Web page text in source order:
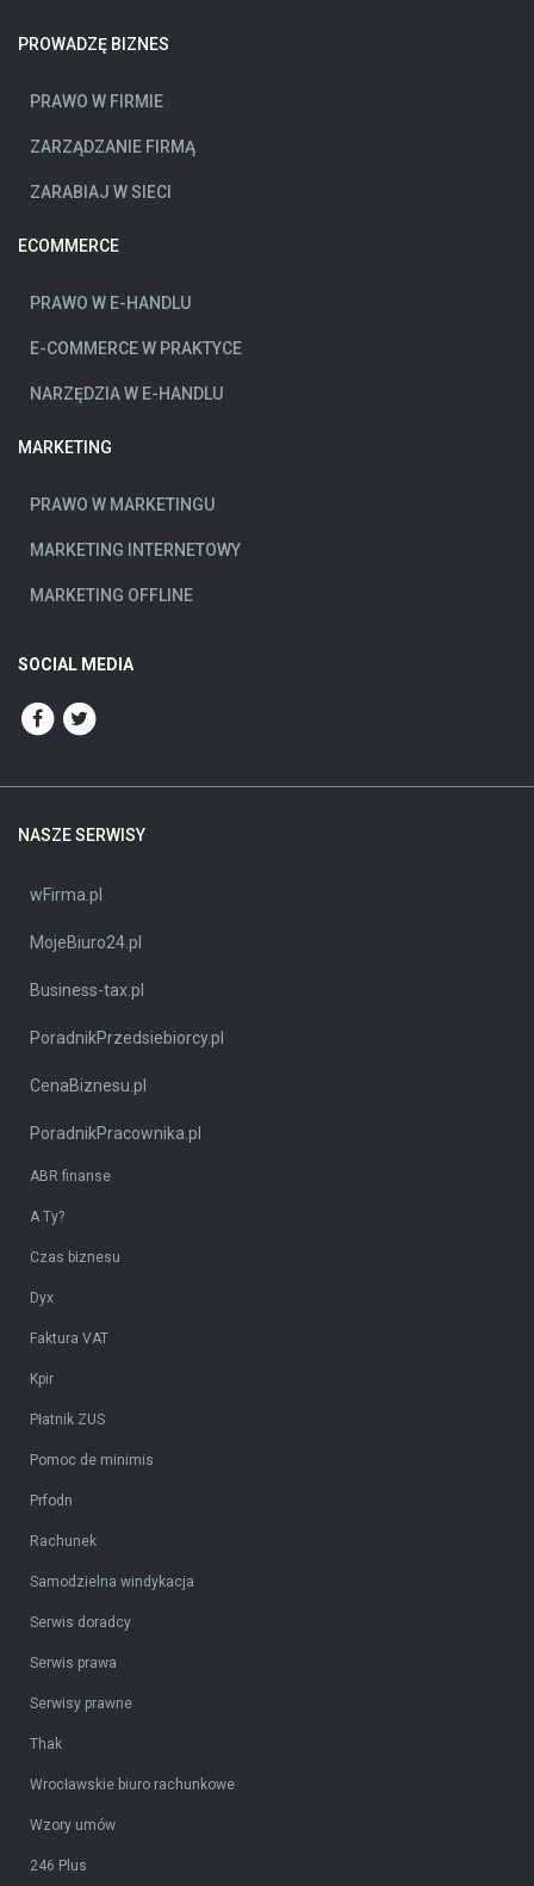
PROWADZĘ BIZNES
PRAWO W FIRMIE
ZARZĄDZANIE FIRMĄ
ZARABIAJ W SIECI
ECOMMERCE
PRAWO W E-HANDLU
E-COMMERCE W PRAKTYCE
NARZĘDZIA W E-HANDLU
MARKETING
PRAWO W MARKETINGU
MARKETING INTERNETOWY
MARKETING OFFLINE
SOCIAL MEDIA
NASZE SERWISY
wFirma.pl
MojeBiuro24.pl
Business-tax.pl
PoradnikPrzedsiebiorcy.pl
CenaBiznesu.pl
PoradnikPracownika.pl
ABR finanse
A Ty?
Czas biznesu
Dyx
Faktura VAT
Kpir
Płatnik ZUS
Pomoc de minimis
Prfodn
Rachunek
Samodzielna windykacja
Serwis doradcy
Serwis prawa
Serwisy prawne
Thak
Wrocławskie biuro rachunkowe
Wzory umów
246 Plus